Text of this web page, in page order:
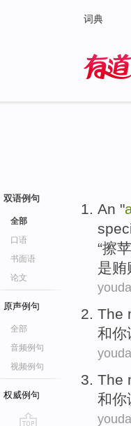
词典
双语例句
全部
口语
书面语
论文
原声例句
全部
音频例句
视频例句
权威例句
An "
“擦
是贿
The
和你
The
和你